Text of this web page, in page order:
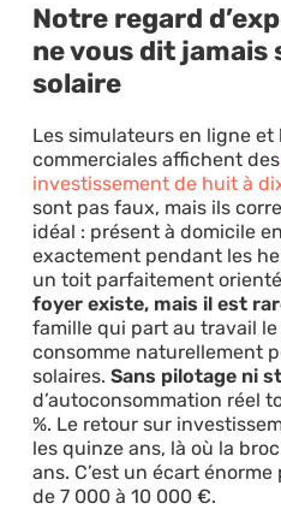
Notre regard
ne vous dit
solaire
Les simulateurs en ligne
commerciales affichent des
investissement de huit à
sont pas faux, mais ils
idéal : présent à domicile
exactement pendant les
un toit parfaitement
foyer existe, mais il est
famille qui part au travail
consomme naturellement
solaires. Sans pilotage ni
d’autoconsommation réel
%. Le retour sur
les quinze ans, là où la
ans. C’est un écart
de 7 000 à 10 000 €.